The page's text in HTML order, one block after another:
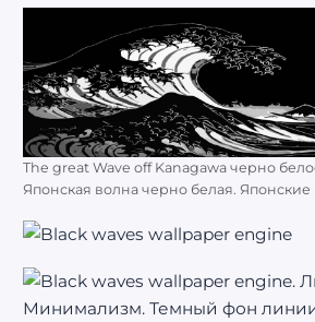
The great Wave off Kanagawa черно
Японская волна черно белая.